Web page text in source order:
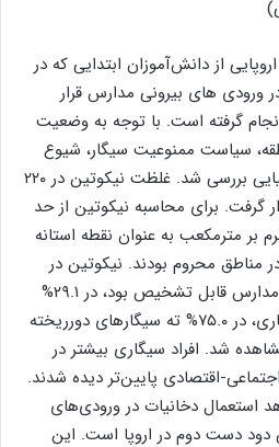
در ۱۱ کشور اروپایی از دانش‌آموزان ابتدایی که در
های بیرونی مدارس قرار
در سال ۲۰۱۷ تا ۲۰۱۸ انجام گرفته است. با توجه به وضعیت
سیاست ممنوعیت سیگار، شیوع
سیگار کشیدن و منطقه جغرافیایی بررسی شد. غلظت نیکوتین در ۲۲۰
گرفت. برای محاسبه نیکوتین از حد
۰.۰۶ میکروگرم بر مترمکعب به عنوان نقطه استانه
مناطق محروم بودند. نیکوتین در
۴۵.۹% از ورودی های بیرونی مدارس قابل تشخیص بود، در ۲۹.۱%
بوی دود، در ۴۳.۲% افراد سیگاری، در ۷۵.۰% ته سیگارهای دورریخته
مشاهده شد. افراد سیگاری بیشتر در
اقتصادی پایین‌تر دیده شدند.
استعمال دخانیات در ورودی‌های
دود دست دوم در اروپا است. این